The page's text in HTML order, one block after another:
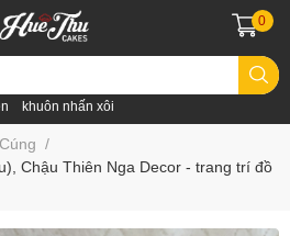
khuôn nhấn xôi
0
/
Chậu Thiên Nga Decor - trang trí đồ